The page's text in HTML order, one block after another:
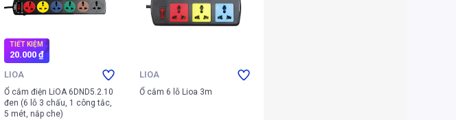
TIẾT KIỆM
20.000 ₫
LIOA
Ổ cắm điện LiOA 6DND5.2.10
đen (6 lỗ 3 chấu, 1 công tắc,
5 mét, nắp che)
LIOA
Ổ cắm 6 lỗ Lioa 3m